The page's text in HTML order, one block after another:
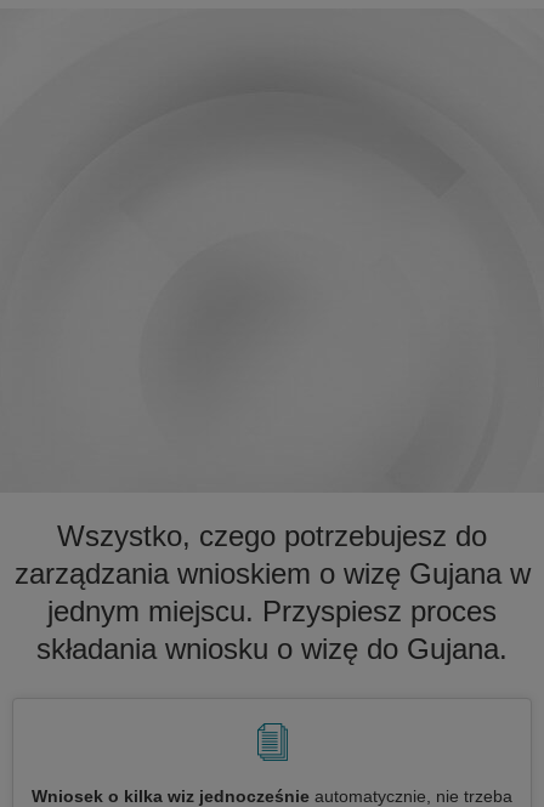
Wszystko, czego potrzebujesz do
zarządzania wnioskiem o wizę Gujana w
jednym miejscu. Przyspiesz proces
składania wniosku o wizę do Gujana.
Wniosek o kilka wiz jednocześnie automatycznie, nie trzeba